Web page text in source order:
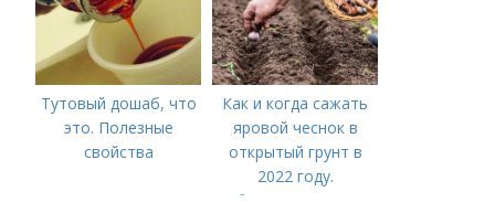
Тутовый дошаб, что
это. Полезные
свойства
Как и когда сажать
яровой чеснок в
открытый грунт в
2022 году.
Добавление статьи в